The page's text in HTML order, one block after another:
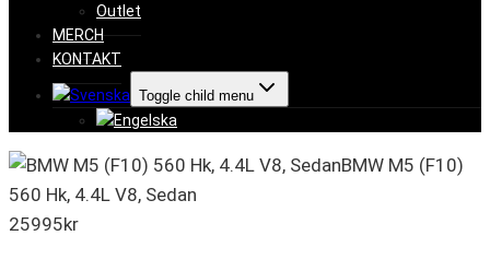
Outlet
MERCH
KONTAKT
Toggle child menu
BMW M5 (F10)
560 Hk, 4.4L V8, Sedan
25995kr